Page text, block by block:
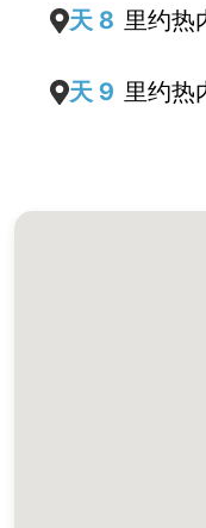
天 8 里约热
天 9 里约热